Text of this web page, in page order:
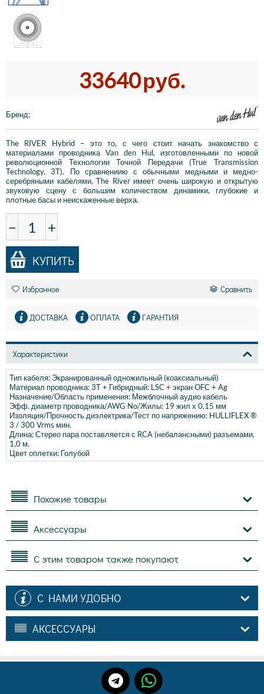
33640руб.
Бренд:
The RIVER Hybrid – это то, с чего стоит начать знакомство с
материалами проводника Van den Hul, изготовленными по новой
революционной Технологии Точной Передачи (True Transmission
Technology, 3T). По сравнениию с обычными медными и медно-
серебряными кабелями, The River имеет очень широкую и открытую
звуковую сцену с большим количеством динамики, глубокие и
плотные басы и неискаженные верха.
− +
КУПИТЬ
Избранное Сравнить
ДОСТАВКА ОПЛАТА ГАРАНТИЯ
Характеристики
Тип кабеля: Экранированный одножильный (коаксиальный)
Материал проводника: 3T + Гибридный: LSC + экран OFC + Ag
Назначение/Область применения: Межблочный аудио кабель
Эфф. диаметр проводника/AWG No/Жилы: 19 жил х 0,15 мм
Изоляция/Прочность диэлектрика/Тест по напряжению: HULLIFLEX ®
3 / 300 Vrms мин.
Длина: Стерео пара поставляется с RCA (небалансными) разъемами,
1,0 м.
Цвет оплетки: Голубой
Похожие товары
Аксессуары
С этим товаром также покупают
С НАМИ УДОБНО
АКСЕССУАРЫ